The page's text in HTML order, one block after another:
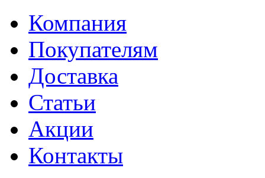
Компания
Покупателям
Доставка
Статьи
Акции
Контакты